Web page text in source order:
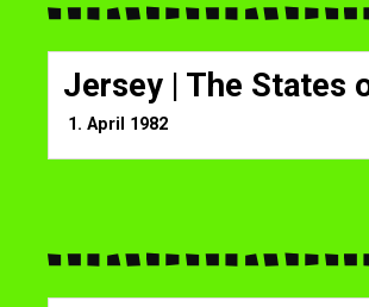
Jersey | The States
1. April 1982